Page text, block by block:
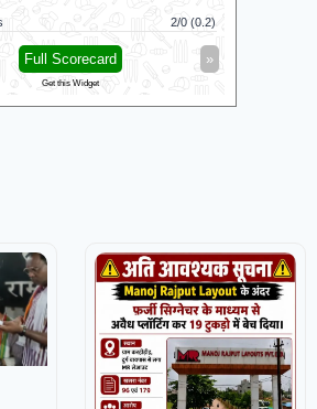
2/0 (0.2)
»
Full Scorecard
Get this Widget